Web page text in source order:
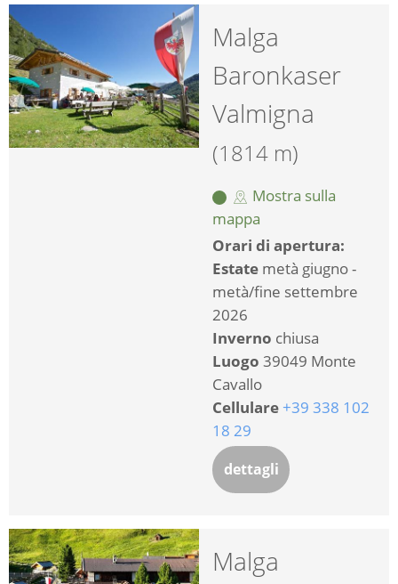
Malga
Baronkaser
Valmigna
(1814 m)
Mostra sulla
mappa
Orari di apertura:
Estate metà giugno -
metà/fine settembre
2026
Inverno chiusa
Luogo 39049 Monte
Cavallo
Cellulare +39 338 102
18 29
dettagli
Malga